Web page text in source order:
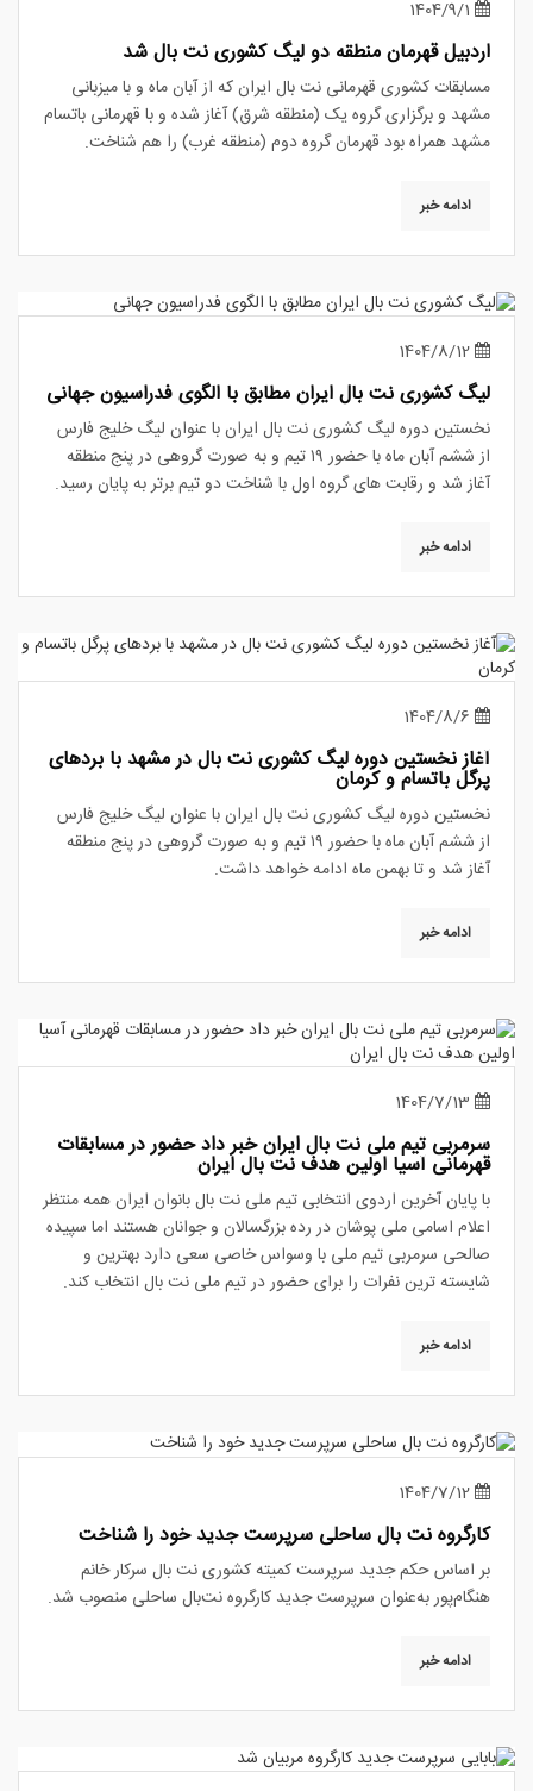
اردبیل قهرمان منطقه دو لیگ کشوری نت بال شد
مسابقات کشوری قهرمانی نت بال ایران که از آبان ماه و با میزبانی
مشهد و برگزاری گروه یک (منطقه شرق) آغاز شده و با قهرمانی باتسام
مشهد همراه بود قهرمان گروه دوم (منطقه غرب) را هم شناخت.
ادامه خبر
لیگ کشوری نت بال ایران مطابق با الگوی فدراسیون جهانی
نخستین دوره لیگ کشوری نت بال ایران با عنوان لیگ خلیج فارس
از ششم آبان ماه با حضور ۱۹ تیم و به صورت گروهی در پنج منطقه
آغاز شد و رقابت های گروه اول با شناخت دو تیم برتر به پایان رسید.
ادامه خبر
آغاز نخستین دوره لیگ کشوری نت بال در مشهد با بردهای
پرگل باتسام و کرمان
نخستین دوره لیگ کشوری نت بال ایران با عنوان لیگ خلیج فارس
از ششم آبان ماه با حضور ۱۹ تیم و به صورت گروهی در پنج منطقه
آغاز شد و تا بهمن ماه ادامه خواهد داشت.
ادامه خبر
سرمربی تیم ملی نت بال ایران خبر داد حضور در مسابقات
قهرمانی آسیا اولین هدف نت بال ایران
با پایان آخرین اردوی انتخابی تیم ملی نت بال بانوان ایران همه منتظر
اعلام اسامی ملی پوشان در رده بزرگسالان و جوانان هستند اما سپیده
صالحی سرمربی تیم ملی با وسواس خاصی سعی دارد بهترین و
شایسته ترین نفرات را برای حضور در تیم ملی نت بال انتخاب کند.
ادامه خبر
کارگروه نت بال ساحلی سرپرست جدید خود را شناخت
بر اساس حکم جدید سرپرست کمیته کشوری نت بال سرکار خانم
هنگام‌پور به‌عنوان سرپرست جدید کارگروه نت‌بال ساحلی منصوب شد.
ادامه خبر